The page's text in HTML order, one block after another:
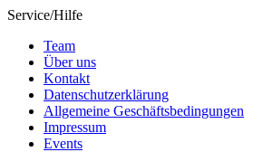
Service/Hilfe
Team
Über uns
Kontakt
Datenschutzerklärung
Allgemeine Geschäftsbedingungen
Impressum
Events